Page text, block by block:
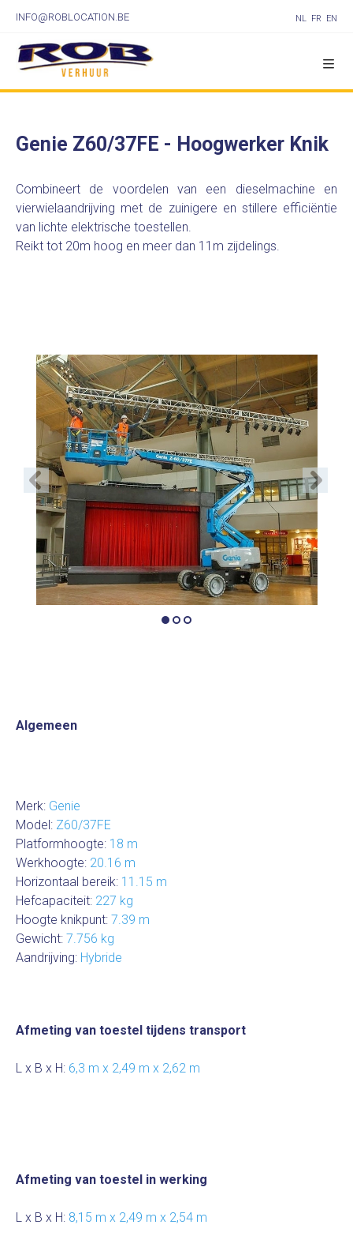
INFO@ROBLOCATION.BE NL FR EN
Genie Z60/37FE - Hoogwerker Knik
Combineert de voordelen van een dieselmachine en
vierwielaandrijving met de zuinigere en stillere efficiëntie
van lichte elektrische toestellen.
Reikt tot 20m hoog en meer dan 11m zijdelings.
Vorige
Algemeen
Merk: Genie
Model: Z60/37FE
Platformhoogte: 18 m
Werkhoogte: 20.16 m
Horizontaal bereik: 11.15 m
Hefcapaciteit: 227 kg
Hoogte knikpunt: 7.39 m
Gewicht: 7.756 kg
Aandrijving: Hybride
Afmeting van toestel tijdens transport
L x B x H: 6,3 m x 2,49 m x 2,62 m
Afmeting van toestel in werking
L x B x H: 8,15 m x 2,49 m x 2,54 m